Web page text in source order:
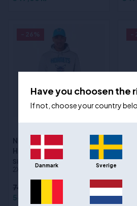
New Era NBA Charlotte
Hornets hettegenser
Sizes
:XS / 164 cm, S, M, L, XL,
2XL
745,00 kr
549,00 kr
Have you choosen the
If not, choose your country
Danmark Sverige